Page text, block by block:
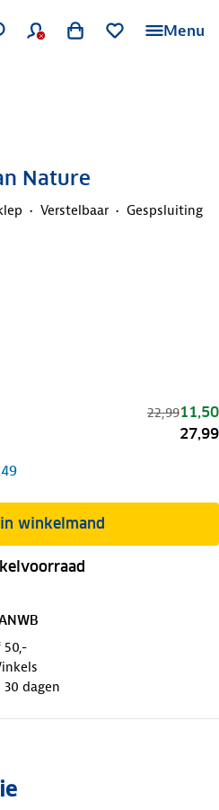
Menu
Nature
Verstelbaar Gespsluiting
22,9911,50
27,99
winkelmand
dagen